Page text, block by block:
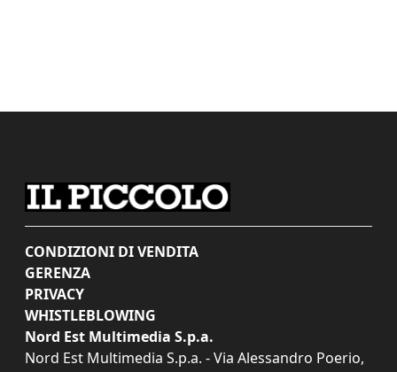
CONDIZIONI DI VENDITA
GERENZA
PRIVACY
WHISTLEBLOWING
Nord Est Multimedia S.p.a.
Nord Est Multimedia S.p.a. - Via Alessandro Poerio,